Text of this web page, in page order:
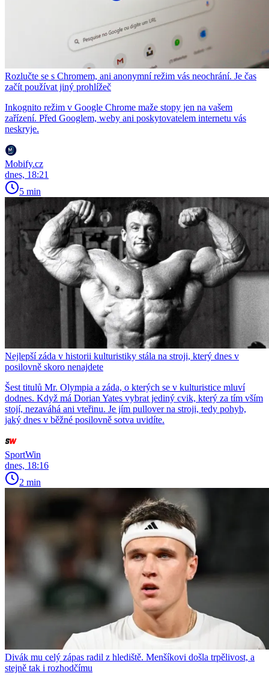
Rozlučte se s Chromem, ani anonymní režim vás neochrání. Je čas
začít používat jiný prohlížeč
Inkognito režim v Google Chrome maže stopy jen na vašem
zařízení. Před Googlem, weby ani poskytovatelem internetu vás
neskryje.
Mobify.cz
dnes, 18:21
5 min
Nejlepší záda v historii kulturistiky stála na stroji, který dnes v
posilovně skoro nenajdete
Šest titulů Mr. Olympia a záda, o kterých se v kulturistice mluví
dodnes. Když má Dorian Yates vybrat jediný cvik, který za tím vším
stojí, nezaváhá ani vteřinu. Je jím pullover na stroji, tedy pohyb,
jaký dnes v běžné posilovně sotva uvidíte.
SportWin
dnes, 18:16
2 min
Divák mu celý zápas radil z hlediště. Menšíkovi došla trpělivost, a
stejně tak i rozhodčímu